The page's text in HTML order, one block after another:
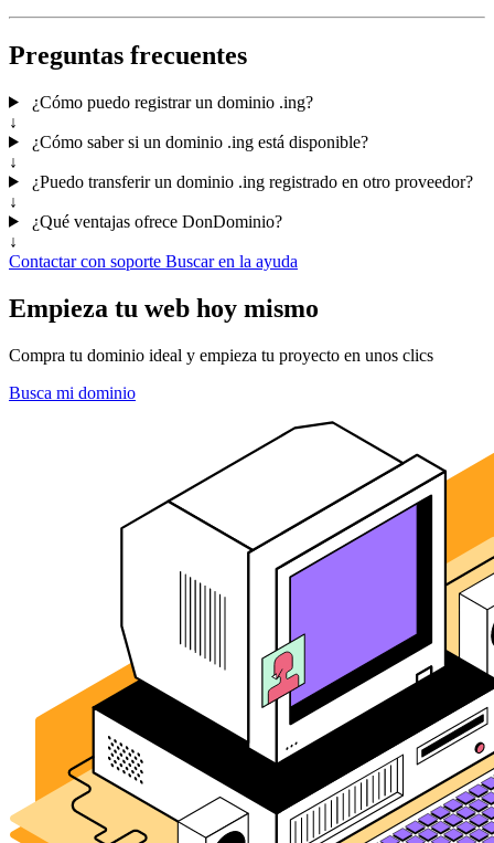
Preguntas frecuentes
¿Cómo puedo registrar un dominio .ing?
↓
¿Cómo saber si un dominio .ing está disponible?
↓
¿Puedo transferir un dominio .ing registrado en otro proveedor?
↓
¿Qué ventajas ofrece DonDominio?
↓
Contactar con soporte Buscar en la ayuda
Empieza tu web hoy mismo
Compra tu dominio ideal y empieza tu proyecto en unos clics
Busca mi dominio